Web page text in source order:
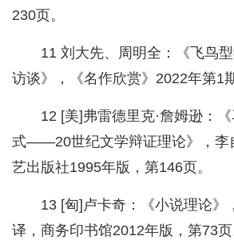
230页。
11 刘大先、周明全：《飞鸟
访谈》，《名作欣赏》2022年第1
12 [美]弗雷德里克·詹姆逊：
式——20世纪文学辩证理论》，李
艺出版社1995年版，第146页。
13 [匈]卢卡奇：《小说理论》
译，商务印书馆2012年版，第73页